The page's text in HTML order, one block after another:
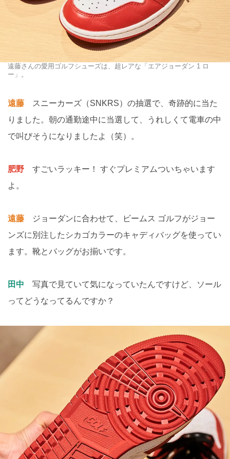
遠藤さんの愛用ゴルフシューズは、超レアな「エアジョーダン 1 ロ
ー」。
遠藤
スニーカーズ（SNKRS）の抽選で、奇跡的に当た
りました。朝の通勤途中に当選して、うれしくて電車の中
で叫びそうになりましたよ（笑）。
肥野 すごいラッキー！ すぐプレミアムついちゃいます
よ。
遠藤
ジョーダンに合わせて、ビームス ゴルフがジョー
ンズに別注したシカゴカラーのキャディバッグを使ってい
ます。靴とバッグがお揃いです。
田中
写真で見ていて気になっていたんですけど、ソール
ってどうなってるんですか？